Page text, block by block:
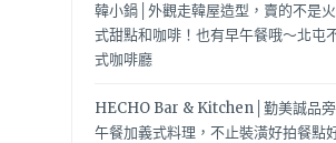
韓小鍋│外觀走韓屋造型，賣的不是
式甜點和咖啡！也有早午餐哦～北屯
式咖啡廳
HECHO Bar & Kitchen│勤美誠品
午餐加義式料理，不止裝潢好拍餐點